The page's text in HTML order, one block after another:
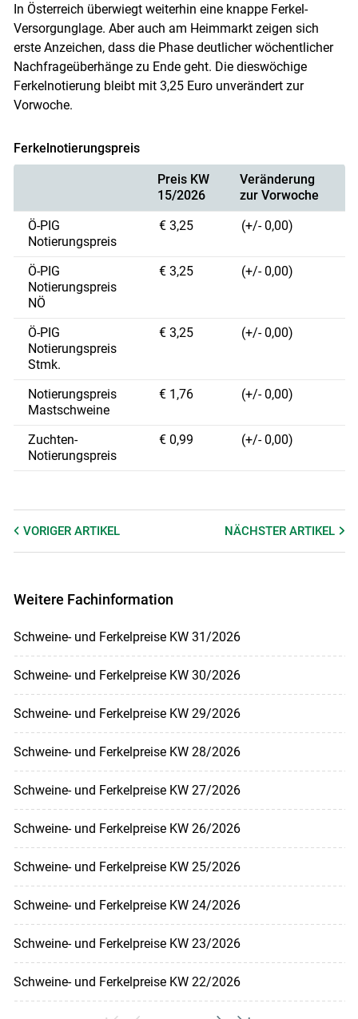
In Österreich überwiegt weiterhin eine knappe Ferkel-
Versorgunglage. Aber auch am Heimmarkt zeigen sich
erste Anzeichen, dass die Phase deutlicher wöchentlicher
Nachfrageüberhänge zu Ende geht. Die dieswöchige
Ferkelnotierung bleibt mit 3,25 Euro unverändert zur
Vorwoche.
Ferkelnotierungspreis
Preis KW
15/2026
Veränderung
zur Vorwoche
Ö-PIG
Notierungspreis
€ 3,25 (+/- 0,00)
Ö-PIG
Notierungspreis
NÖ
€ 3,25 (+/- 0,00)
Ö-PIG
Notierungspreis
Stmk.
€ 3,25 (+/- 0,00)
Notierungspreis
Mastschweine
€ 1,76 (+/- 0,00)
Zuchten-
Notierungspreis
€ 0,99 (+/- 0,00)
VORIGER ARTIKEL NÄCHSTERARTIKEL
Weitere Fachinformation
Schweine- und Ferkelpreise KW 31/2026
Schweine- und Ferkelpreise KW 30/2026
Schweine- und Ferkelpreise KW 29/2026
Schweine- und Ferkelpreise KW 28/2026
Schweine- und Ferkelpreise KW 27/2026
Schweine- und Ferkelpreise KW 26/2026
Schweine- und Ferkelpreise KW 25/2026
Schweine- und Ferkelpreise KW 24/2026
Schweine- und Ferkelpreise KW 23/2026
Schweine- und Ferkelpreise KW 22/2026